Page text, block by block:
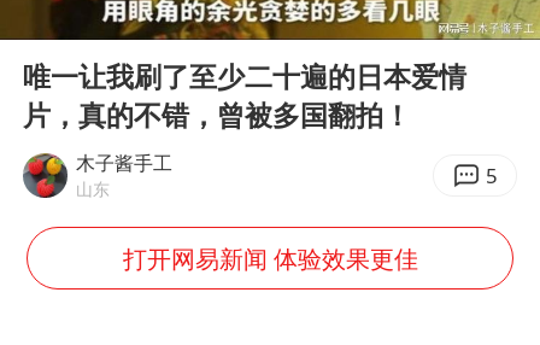
CIA被曝已秘密设立古巴工作组
U17国足1分钟轰2球
外交部发言人就广岛核爆81周年等答记者问
Play
12:05
唯一让我刷了至少二十遍的日本爱情
片，真的不错，曾被多国翻拍！
木子酱手工
山东 5
打开网易新闻 体验效果更佳